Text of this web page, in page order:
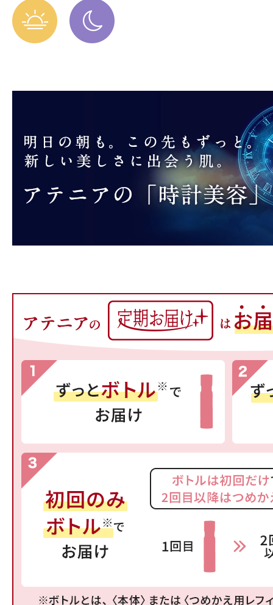
プリマモイスト
クレンズオイル
ボディケア
スキンケア